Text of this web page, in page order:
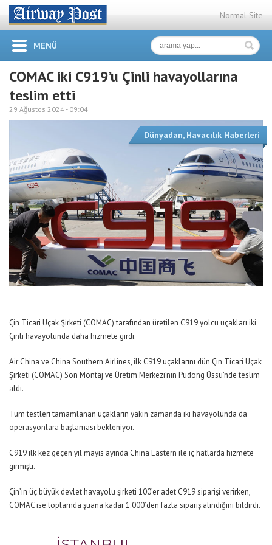
Normal Site
MENÜ
COMAC iki C919’u Çinli havayollarına
teslim etti
29 Ağustos 2024 - 09:04
Dünyadan, Havacılık Haberleri
Çin Ticari Uçak Şirketi (COMAC) tarafından üretilen C919 yolcu uçakları iki
Çinli havayolunda daha hizmete girdi.
Air China ve China Southern Airlines, ilk C919 uçaklarını dün Çin Ticari Uçak
Şirketi (COMAC) Son Montaj ve Üretim Merkezi’nin Pudong Üssü’nde teslim
aldı.
Tüm testleri tamamlanan uçakların yakın zamanda iki havayolunda da
operasyonlara başlaması bekleniyor.
C919 ilk kez geçen yıl mayıs ayında China Eastern ile iç hatlarda hizmete
girmişti.
Çin’in üç büyük devlet havayolu şirketi 100’er adet C919 siparişi verirken,
COMAC ise toplamda şuana kadar 1.000’den fazla sipariş alındığını bildirdi.